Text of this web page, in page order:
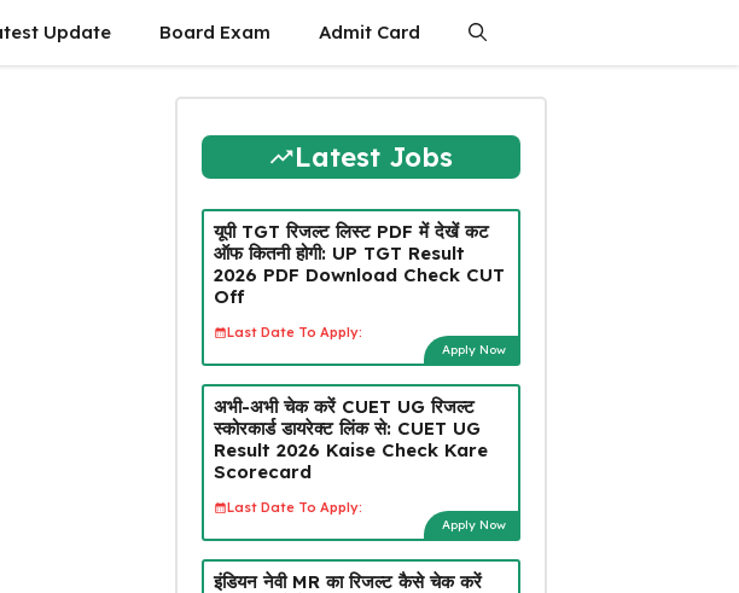
Update Board Exam Admit Card
Latest Jobs
यूपी TGT रिजल्ट लिस्ट PDF में देखें कट
ऑफ कितनी होगी: UP TGT Result
2026 PDF Download Check CUT
Off
Last Date To Apply:
Apply Now
अभी-अभी चेक करें CUET UG रिजल्ट
स्कोरकार्ड डायरेक्ट लिंक से: CUET UG
Result 2026 Kaise Check Kare
Scorecard
Last Date To Apply:
Apply Now
इंडियन नेवी MR का रिजल्ट कैसे चेक करें